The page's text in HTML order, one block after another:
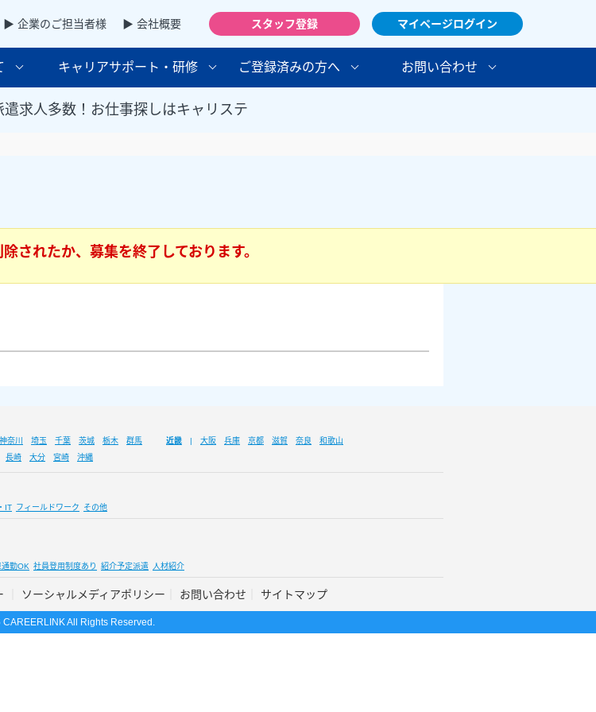
▶ 企業のご担当者様 ▶ 会社概要 スタッフ登録 マイページログイン
キャリアサポート・研修 ご登録済みの方へ お問い合わせ
求人多数！お仕事探しはキャリステ
されたか、募集を終了しております。
神奈川 埼玉 千葉 茨城 栃木 群馬 近畿 大阪 兵庫 京都 滋賀 奈良
和歌山
長崎 大分 宮崎 沖縄
IT フィールドワーク その他
通勤OK 社員登用制度あり 紹介予定派遣 人材紹介
ソーシャルメディアポリシー お問い合わせ サイトマップ
All Rights Reserved.